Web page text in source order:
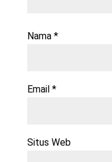
Nama *
Email *
Situs Web